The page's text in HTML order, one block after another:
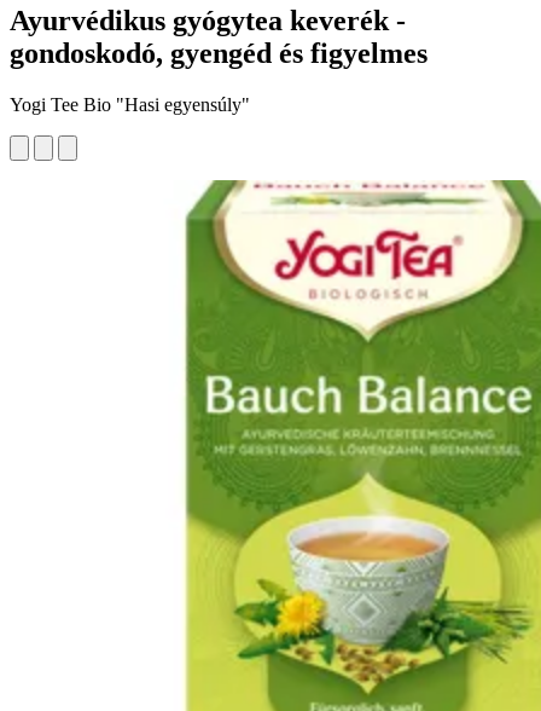
Ayurvédikus gyógytea keverék -
gondoskodó, gyengéd és figyelmes
Yogi Tee Bio "Hasi egyensúly"